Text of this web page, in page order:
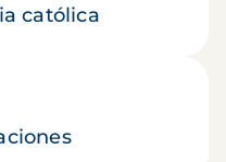
católica